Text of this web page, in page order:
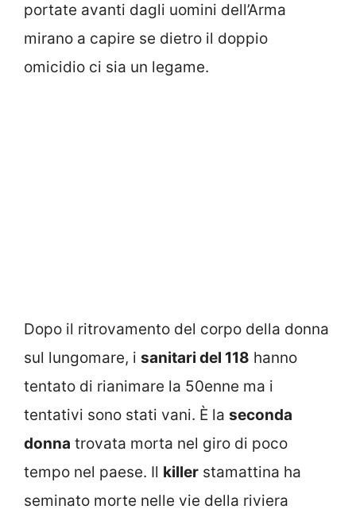
portate avanti dagli uomini dell’Arma
mirano a capire se dietro il doppio
omicidio ci sia un legame.
Dopo il ritrovamento del corpo della donna
sul lungomare, i sanitari del 118 hanno
tentato di rianimare la 50enne ma i
tentativi sono stati vani. È la seconda
donna trovata morta nel giro di poco
tempo nel paese. Il killer stamattina ha
seminato morte nelle vie della riviera